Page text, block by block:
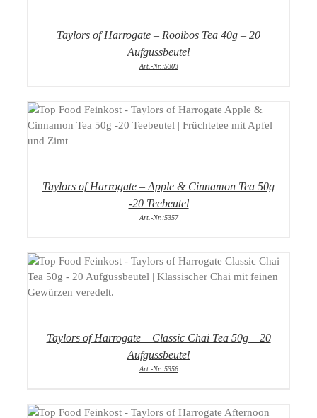
Taylors of Harrogate – Rooibos Tea 40g – 20
Aufgussbeutel
Art.-Nr.:5303
DETAILS
Taylors of Harrogate – Apple & Cinnamon Tea 50g
-20 Teebeutel
Art.-Nr.:5357
DETAILS
Taylors of Harrogate – Classic Chai Tea 50g – 20
Aufgussbeutel
Art.-Nr.:5356